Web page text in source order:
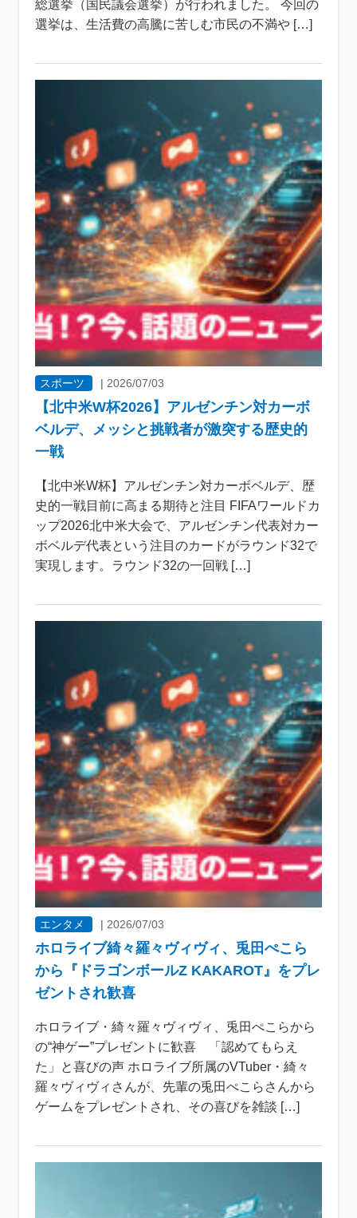
総選挙（国民議会選挙）が行われました。 今回の
選挙は、生活費の高騰に苦しむ市民の不満や […]
スポーツ | 2026/07/03
【北中米W杯2026】アルゼンチン対カーボ
ベルデ、メッシと挑戦者が激突する歴史的
一戦
【北中米W杯】アルゼンチン対カーボベルデ、歴
史的一戦目前に高まる期待と注目 FIFAワールドカ
ップ2026北中米大会で、アルゼンチン代表対カー
ボベルデ代表という注目のカードがラウンド32で
実現します。ラウンド32の一回戦 […]
エンタメ | 2026/07/03
ホロライブ綺々羅々ヴィヴィ、兎田ぺこら
から『ドラゴンボールZ KAKAROT』をプレ
ゼントされ歓喜
ホロライブ・綺々羅々ヴィヴィ、兎田ぺこらから
の“神ゲー”プレゼントに歓喜 「認めてもらえ
た」と喜びの声 ホロライブ所属のVTuber・綺々
羅々ヴィヴィさんが、先輩の兎田ぺこらさんから
ゲームをプレゼントされ、その喜びを雑談 […]